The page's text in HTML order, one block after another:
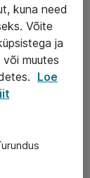
kuna need
Võite
ja
muutes
Loe